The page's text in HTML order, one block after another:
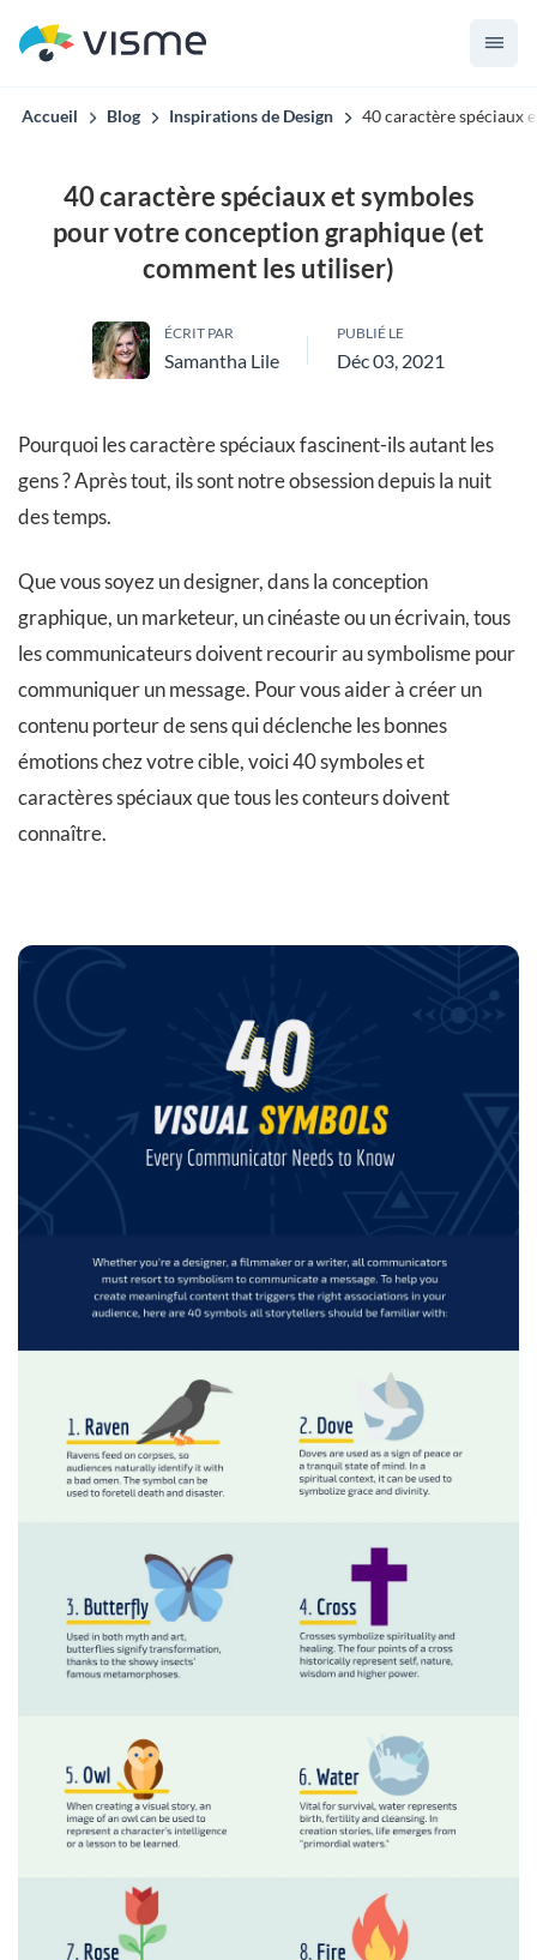
Accueil Blog Inspirations de Design 40 caractère spéciaux
40 caractère spéciaux et symboles
pour votre conception graphique (et
comment les utiliser)
ÉCRIT PAR
Samantha Lile
PUBLIÉ LE
Déc 03, 2021
Pourquoi les caractère spéciaux fascinent-ils autant les
gens ? Après tout, ils sont notre obsession depuis la nuit
des temps.
Que vous soyez un designer, dans la conception
graphique, un marketeur, un cinéaste ou un écrivain, tous
les communicateurs doivent recourir au symbolisme pour
communiquer un message. Pour vous aider à créer un
contenu porteur de sens qui déclenche les bonnes
émotions chez votre cible, voici 40 symboles et
caractères spéciaux que tous les conteurs doivent
connaître.